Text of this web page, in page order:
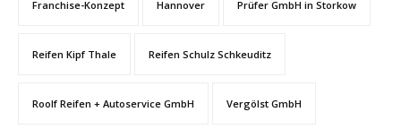
Franchise-Konzept Hannover Prüfer GmbH in Storkow
Reifen Kipf Thale Reifen Schulz Schkeuditz
Roolf Reifen + Autoservice GmbH Vergölst GmbH